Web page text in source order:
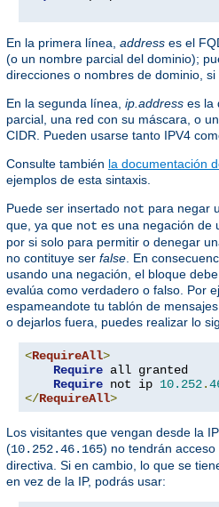
En la primera línea, address es el
(o un nombre parcial del dominio);
direcciones o nombres de dominio, si
En la segunda línea, ip.address es la
parcial, una red con su máscara, o
CIDR. Pueden usarse tanto IPV4
Consulte también la documentación
ejemplos de esta sintaxis.
Puede ser insertado not para negar
que, ya que not es una negación de
por si solo para permitir o denegar
no contituye ser false. En
usando una negación, el bloque
evalúa como verdadero o falso. Por
espameandote tu tablón de
o dejarlos fuera, puedes realizar lo
<RequireAll>
Require all granted
Require not ip 10.252.
</RequireAll>
Los visitantes que vengan desde la
(10.252.46.165) no tendrán
directiva. Si en cambio, lo que se
en vez de la IP, podrás usar: